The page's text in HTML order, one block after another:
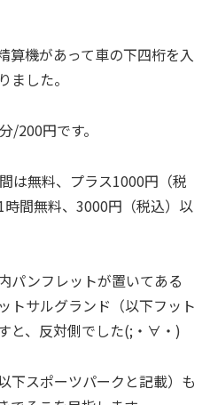
算機があって車の下四桁を入
ました。
/200円です。
は無料、プラス1000円（税
間無料、3000円（税込）以
パンフレットが置いてある
トサルグランド（以下フット
と、反対側でした(;・∀・)
下スポーツパークと記載）も